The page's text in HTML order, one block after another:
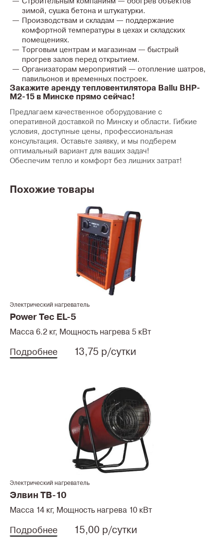
зимой, сушка бетона и штукатурки.
Производствам и складам — поддержание
комфортной температуры в цехах и складских
помещениях.
Торговым центрам и магазинам — быстрый
прогрев залов перед открытием.
Организаторам мероприятий — отопление шатров,
павильонов и временных построек.
Закажите аренду тепловентилятора Ballu BHP-
M2-15 в Минске прямо сейчас!
Предлагаем качественное оборудование с
оперативной доставкой по Минску и области. Гибкие
условия, доступные цены, профессиональная
консультация. Оставьте заявку, и мы подберем
оптимальный вариант для ваших задач!
Обеспечим тепло и комфорт без лишних затрат!
Похожие товары
Электрический нагреватель
Power Tec EL-5
Масса 6.2 кг, Мощность нагрева 5 кВт
Подробнее 13,75 р/сутки
Электрический нагреватель
Элвин ТВ-10
Масса 14 кг, Мощность нагрева 10 кВт
Подробнее 15,00 р/сутки